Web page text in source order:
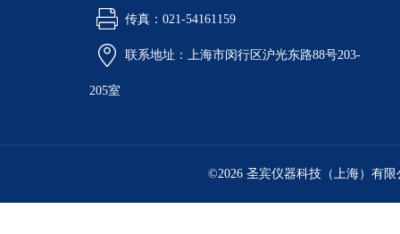
传真：021-54161159
联系地址：上海市闵行区沪光东路88号203-
205室
©2026 圣宾仪器科技（上海）有